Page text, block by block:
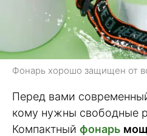
Фонарь хорошо защищен от
Перед вами
кому нужны свободные
Компактный фонарь